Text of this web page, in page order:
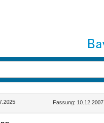
Fassung: 10.12.2007